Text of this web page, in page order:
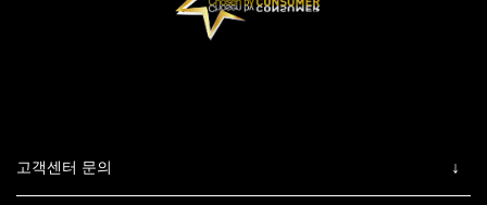
고객센터 문의